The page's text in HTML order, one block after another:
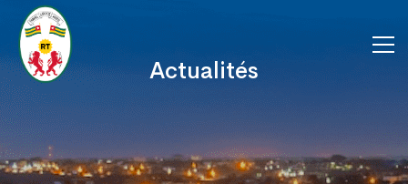
Actualités